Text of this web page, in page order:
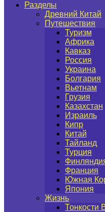
Разделы
Древний Китай
Путешествия
Туризм
Африка
Кавказ
Россия
Украина
Болгария
Вьетнам
Грузия
Казахстан
Израиль
Кипр
Китай
Тайланд
Турция
Франция
Южная
Япония
Жизнь
Тонкости